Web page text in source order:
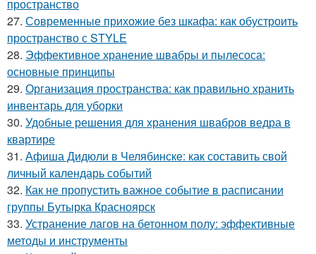
пространство
27. Современные прихожие без шкафа: как обустроить
пространство с STYLE
28. Эффективное хранение швабры и пылесоса:
основные принципы
29. Организация пространства: как правильно хранить
инвентарь для уборки
30. Удобные решения для хранения швабров ведра в
квартире
31. Афиша Дидюли в Челябинске: как составить свой
личный календарь событий
32. Как не пропустить важное событие в расписании
группы Бутырка Красноярск
33. Устранение лагов на бетонном полу: эффективные
методы и инструменты